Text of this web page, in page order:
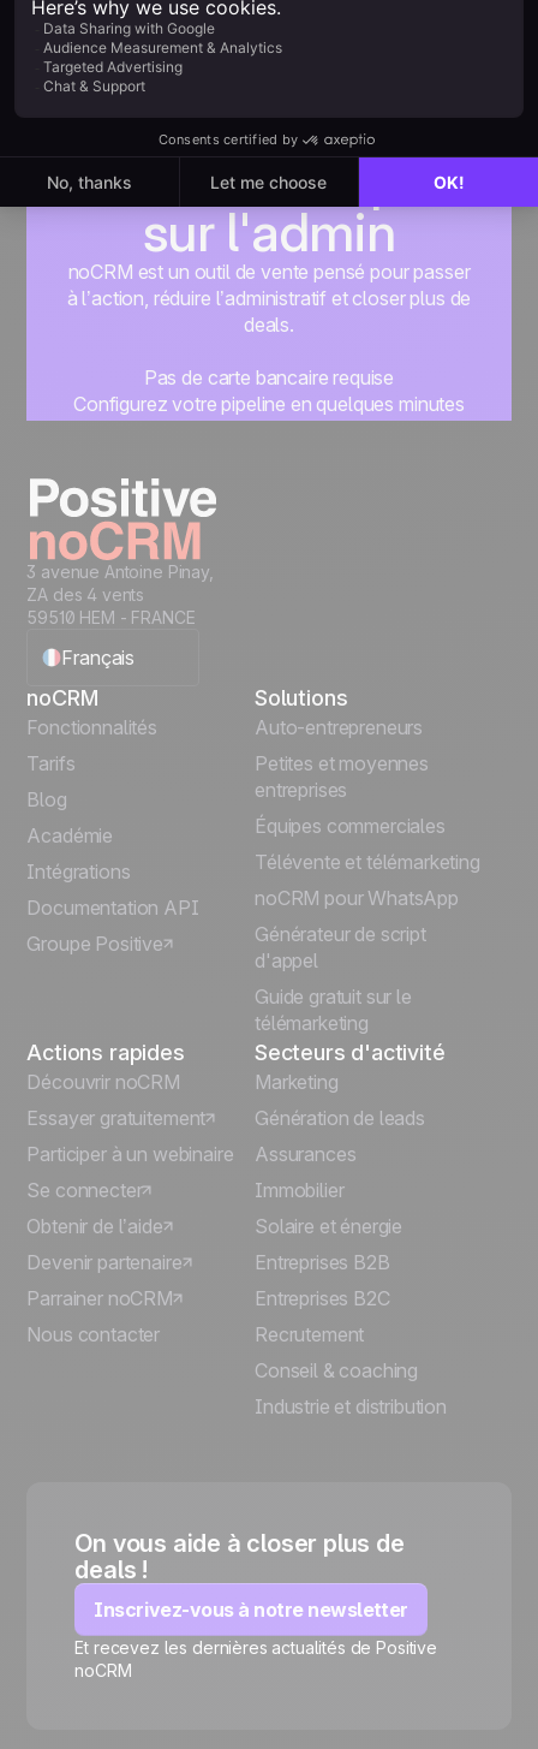
Concentrez-vous
sur la vente, pas
sur l'admin
noCRM est un outil de vente pensé pour passer
à l’action, réduire l’administratif et closer plus de
deals.
Pas de carte bancaire requise
Configurez votre pipeline en quelques minutes
3 avenue Antoine Pinay,
ZA des 4 vents
59510 HEM - FRANCE
Français
English
Português
Italiano
Deutsch
noCRM
Fonctionnalités
Tarifs
Blog
Académie
Intégrations
Documentation API
Groupe Positive
Solutions
Auto-entrepreneurs
Petites et moyennes
entreprises
Équipes commerciales
Télévente et télémarketing
noCRM pour WhatsApp
Générateur de script
d'appel
Guide gratuit sur le
télémarketing
Actions rapides
Découvrir noCRM
Essayer gratuitement
Participer à un webinaire
Se connecter
Obtenir de l’aide
Devenir partenaire
Parrainer noCRM
Nous contacter
Secteurs d'activité
Marketing
Génération de leads
Assurances
Immobilier
Solaire et énergie
Entreprises B2B
Entreprises B2C
Recrutement
Conseil & coaching
Industrie et distribution
On vous aide à closer plus de
deals !
Inscrivez-vous à notre newsletter
Et recevez les dernières actualités de Positive
noCRM